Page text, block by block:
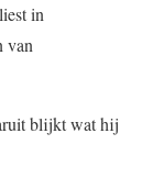
in
van
blijkt wat hij